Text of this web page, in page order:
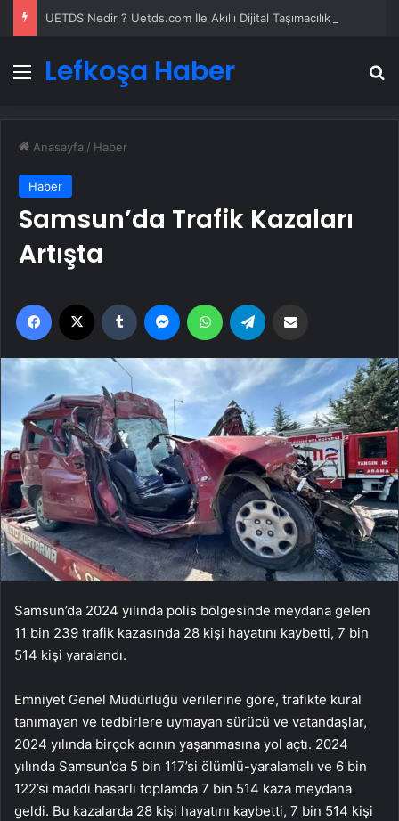
Menü
Lefkoşa Haber
Anasayfa / Haber
Haber
Samsun’da Trafik Kazaları
Artışta
Facebook Tumblr MessengerWhatsApp
Samsun’da 2024 yılında polis bölgesinde meydana gelen
11 bin 239 trafik kazasında 28 kişi hayatını kaybetti, 7 bin
514 kişi yaralandı.
Emniyet Genel Müdürlüğü verilerine göre, trafikte kural
tanımayan ve tedbirlere uymayan sürücü ve vatandaşlar,
2024 yılında birçok acının yaşanmasına yol açtı. 2024
yılında Samsun’da 5 bin 117’si ölümlü-yaralamalı ve 6 bin
122’si maddi hasarlı toplamda 7 bin 514 kaza meydana
geldi. Bu kazalarda 28 kişi hayatını kaybetti, 7 bin 514 kişi